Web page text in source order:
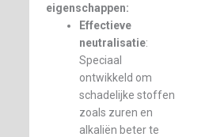
eigenschappen:
Effectieve
neutralisatie:
Speciaal
ontwikkeld om
schadelijke stoffen
zoals zuren en
alkaliën beter te